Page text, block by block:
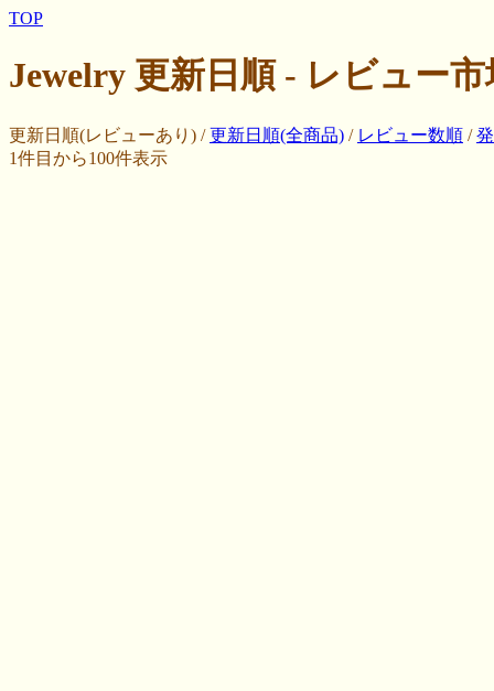
TOP
Jewelry 更新日順 - レビュー市
更新日順(レビューあり) /更新日順(全商品) / レビュー数順 /
1件目から100件表示